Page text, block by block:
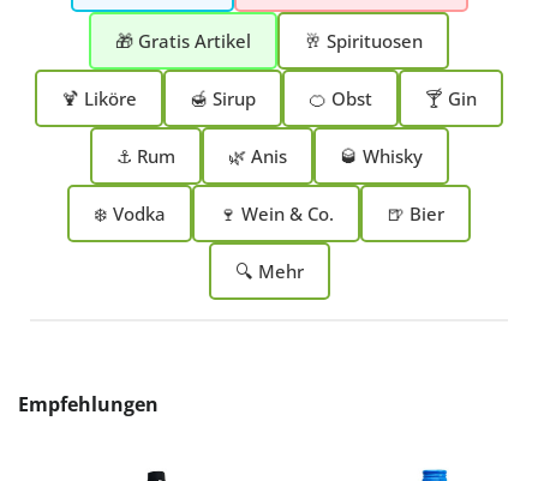
🎁 Gratis Artikel 🥂 Spirituosen
🍹 Liköre 🍯 Sirup 🍊 Obst 🍸 Gin
⚓ Rum 🌿 Anis 🥃 Whisky
❄️ Vodka 🍷 Wein & Co. 🍺 Bier
🔍 Mehr
Produktgalerie überspringen
Empfehlungen